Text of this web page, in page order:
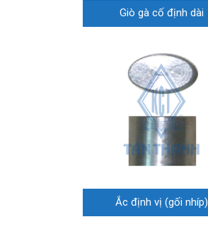
Giò gà cố định dài
Ắc định vị (gối nhíp)